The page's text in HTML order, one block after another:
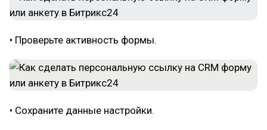
• Проверьте активность формы.
• Сохраните данные настройки.